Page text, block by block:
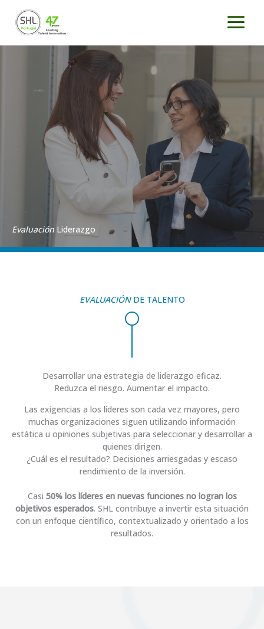
contenido
Evaluación Liderazgo
EVALUACIÓN DE TALENTO
Desarrollar una estrategia de liderazgo eficaz.
Reduzca el riesgo. Aumentar el impacto.
Las exigencias a los líderes son cada vez mayores, pero
muchas organizaciones siguen utilizando información
estática u opiniones subjetivas para seleccionar y desarrollar a
quienes dirigen.
¿Cuál es el resultado? Decisiones arriesgadas y escaso
rendimiento de la inversión.
Casi 50% los líderes en nuevas funciones no logran los
objetivos esperados. SHL contribuye a invertir esta situación
con un enfoque científico, contextualizado y orientado a los
resultados.